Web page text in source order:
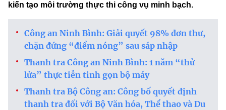
kiến tạo môi trường thực thi công vụ minh bạch.
Công an Ninh Bình: Giải quyết 98% đơn thư,
chặn đứng “điểm nóng” sau sáp nhập
Thanh tra Công an Ninh Bình: 1 năm “thử
lửa” thực tiễn tinh gọn bộ máy
Thanh tra Bộ Công an: Công bố quyết định
thanh tra đối với Bộ Văn hóa, Thể thao và Du